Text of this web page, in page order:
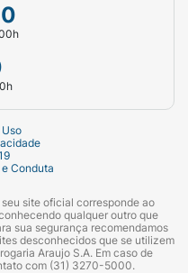
Conduta
site oficial corresponde ao
qualquer outro que
sua segurança recomendamos
desconhecidos que se utilizem
Araujo S.A. Em caso de
com (31) 3270-5000.